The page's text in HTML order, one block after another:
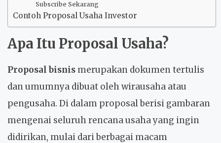
Subscribe Sekarang
Contoh Proposal Usaha Investor
Apa Itu Proposal Usaha?
Proposal bisnis merupakan dokumen tertulis
dan umumnya dibuat oleh wirausaha atau
pengusaha. Di dalam proposal berisi gambaran
mengenai seluruh rencana usaha yang ingin
didirikan, mulai dari berbagai macam